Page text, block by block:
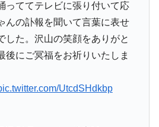
っててテレビに張り付いて応
んの訃報を聞いて言葉に表せ
した。沢山の笑顔をありがと
後にご冥福をお祈りいたしま
UtcdSHdkbp